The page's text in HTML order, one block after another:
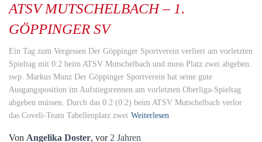
ATSV MUTSCHELBACH – 1.
GÖPPINGER SV
Ein Tag zum Vergessen Der Göppinger Sportverein verliert am vorletzten
Spieltag mit 0:2 beim ATSV Mutschelbach und muss Platz zwei abgeben.
swp. Markus Munz Der Göppinger Sportverein hat seine gute
Ausgangsposition im Aufstiegsrennen am vorletzten Oberliga-Spieltag
abgeben müssen. Durch das 0:2 (0:2) beim ATSV Mutschelbach verlor
das Coveli-Team Tabellenplatz zwei Weiterlesen
Von Angelika Doster, vor 2 Jahren